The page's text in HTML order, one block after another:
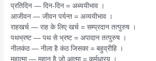
प्रतिदिन — दिन-दिन = अब्ययीभाव ।
आजीवन — जीवन पर्यन्त = अव्ययीभाव ।
राहखर्च — राह के लिए खर्च = सम्प्रदान तत्पुरुष ।
पथभ्रष्ट — पथ से भ्रष्ट = अपादान तत्पुरुष ।
नीलकंठ — नीला है कंठ जिसका = बहुव्रीहि ।
महात्मा — महान है जो आत्मा = कर्मधारय ।